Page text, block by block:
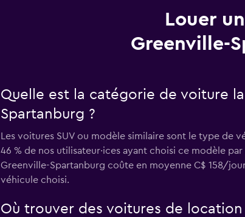
Louer
Greenville-
Quelle est la catégorie de voiture
Spartanburg ?
Les voitures SUV ou modèle similaire sont le type de
46 % de nos utilisateur·ices ayant choisi ce modèle
Greenville-Spartanburg coûte en moyenne C$ 158/
véhicule choisi.
Où trouver des voitures de